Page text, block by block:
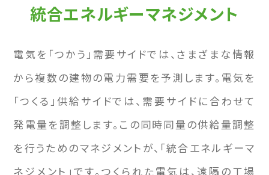
統合エネルギーマネジメント
電気を「つかう」需要サイドでは、さまざまな情報
から複数の建物の電⼒需要を予測します。電気を
「つくる」供給サイドでは、需要サイドに合わせて
発電量を調整します。この同時同量の供給量調整
を⾏うためのマネジメントが、「統合エネルギーマ
ネジメント」です。つくられた電気は、遠隔の⼯場